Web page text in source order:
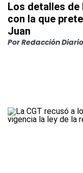
Los detalles de
con la que
Juan
Por Redacción